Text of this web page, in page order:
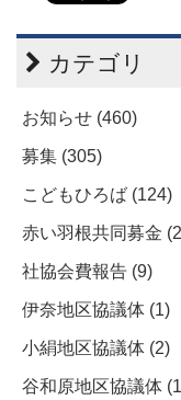
カテゴリ
お知らせ (460)
募集 (305)
こどもひろば (124)
赤い羽根共同募金
社協会費報告 (9)
伊奈地区協議体 (1)
小絹地区協議体 (2)
谷和原地区協議体